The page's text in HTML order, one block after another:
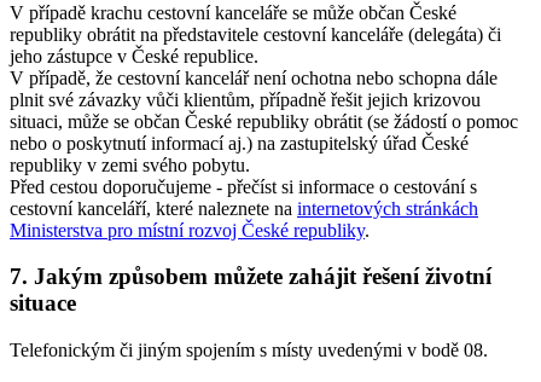
V případě krachu cestovní kanceláře se může občan České
republiky obrátit na představitele cestovní kanceláře (delegáta) či
jeho zástupce v České republice.
V případě, že cestovní kancelář není ochotna nebo schopna dále
plnit své závazky vůči klientům, případně řešit jejich krizovou
situaci, může se občan České republiky obrátit (se žádostí o pomoc
nebo o poskytnutí informací aj.) na zastupitelský úřad České
republiky v zemi svého pobytu.
Před cestou doporučujeme - přečíst si informace o cestování s
cestovní kanceláří, které naleznete na internetových stránkách
Ministerstva pro místní rozvoj České republiky.
7. Jakým způsobem můžete zahájit řešení životní
situace
Telefonickým či jiným spojením s místy uvedenými v bodě 08.